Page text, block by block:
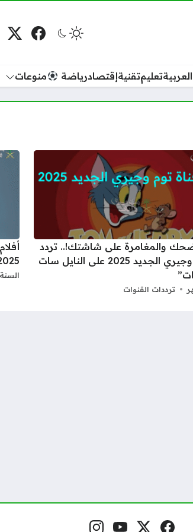
فيسبوك
تعليمتقنيةإقتصادرياضة منوعات
والمغامرة على شاشتك!.. تردد
قناة توم وجيري الجديد 2025 على النايل سات
ترددات القنوات
2025 على الاقمار الصناعية